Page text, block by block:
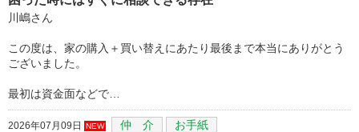
川嶋さん
この度は、家の購入＋買い替えにあたり最後まで本当にありがとう
ございました。
最初は資金面などで…
2026年07月09日 NEW 仲 介 お手紙